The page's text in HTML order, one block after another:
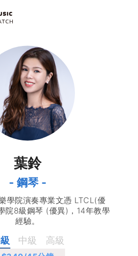
葉鈴
- 鋼琴 -
學院演奏專業文憑 LTCL(優
院8級鋼琴 (優異)，14年教學
經驗。
中級 高級